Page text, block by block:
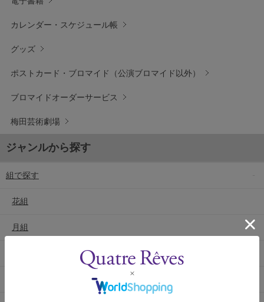
カレンダー・スケジュール帳
グッズ
ポストカード・ブロマイド（公演ブロマイド以外）
ブロマイドオーダーサービス
梅田芸術劇場
ジャンルから探す
組で探す
花組
月組